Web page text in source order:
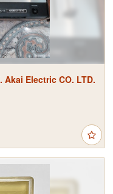
Akai Electric CO. LTD.